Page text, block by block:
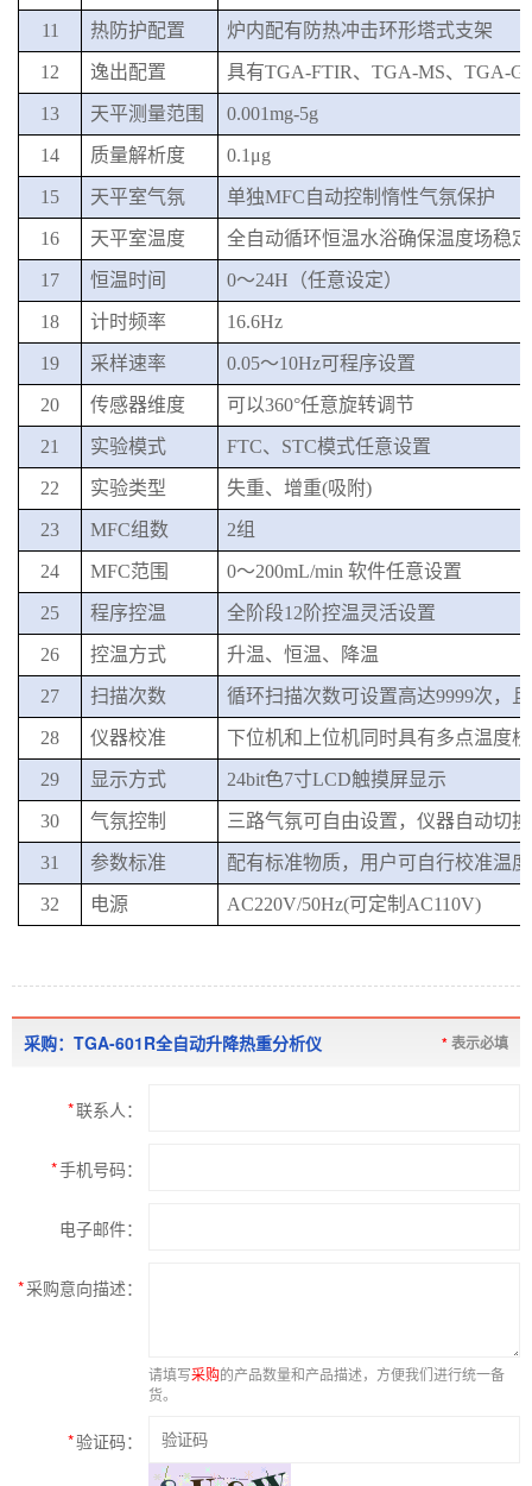
11 热防护配置 炉内配有防热冲击环形塔式支架
12 逸出配置 具有TGA-FTIR、TGA-MS、TGA-
13 天平测量范围 0.001mg-5g
14 质量解析度 0.1μg
15 天平室气氛 单独MFC自动控制惰性气氛保护
16 天平室温度 全自动循环恒温水浴确保温度场稳定
17 恒温时间 0～24H（任意设定）
18 计时频率 16.6Hz
19 采样速率 0.05～10Hz可程序设置
20 传感器维度 可以360°任意旋转调节
21 实验模式 FTC、STC模式任意设置
22 实验类型 失重、增重(吸附)
23 MFC组数 2组
24 MFC范围 0～200mL/min 软件任意设置
25 程序控温 全阶段12阶控温灵活设置
26 控温方式 升温、恒温、 降温
27 扫描次数 循环扫描次数可设置高达9999次，
28 仪器校准 下位机和上位机同时具有多点温度
29 显示方式 24bit色7寸LCD触摸屏显示
30 气氛控制 三路气氛可自由设置， 仪器自动切换
31 参数标准 配有标准物质，用户可自行校准温度
32 电源 AC220V/50Hz(可定制AC110V)
采购：TGA-601R全自动升降热重分析仪 *表示必填
*联系人：
*手机号码：
电子邮件：
*采购意向描述：
请填写采购的产品数量和产品描述，方便我们进行统一备
货。
*验证码：